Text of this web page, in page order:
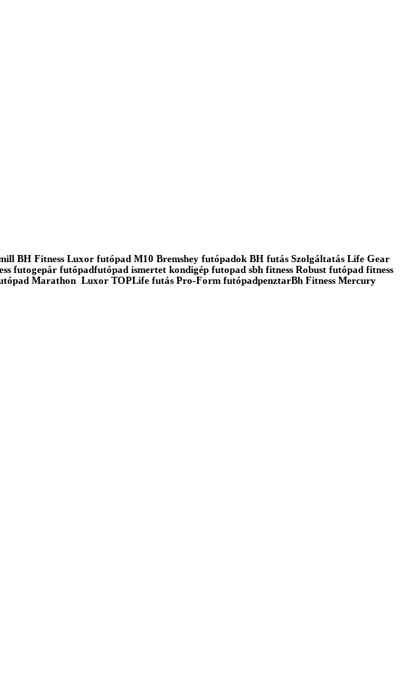
BH Fitness Luxor futópad M10 Bremshey futópadok BH futás Szolgáltatás Life Gear
futópadfutópad ismertet kondigép futopad sbh fitness Robust futópad fitness
Marathon Luxor TOPLife futás Pro-Form futópadpenztarBh Fitness Mercury